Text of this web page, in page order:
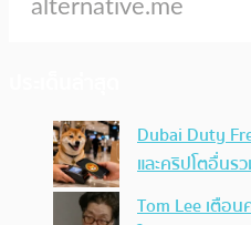
Dubai Duty
และคริปโตอื่นร
Tom Lee เตือ